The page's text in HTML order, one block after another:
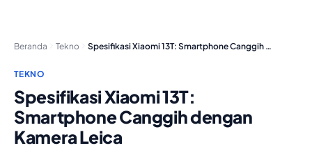
Beranda Tekno Spesifikasi Xiaomi 13T: Smartphone Canggih dengan Kamera Leica
TEKNO
Spesifikasi Xiaomi 13T:
Smartphone Canggih dengan
Kamera Leica